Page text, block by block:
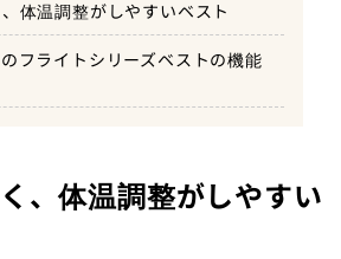
体温調整がしやすいベスト
フライトシリーズベストの機能
、体温調整がしやすい